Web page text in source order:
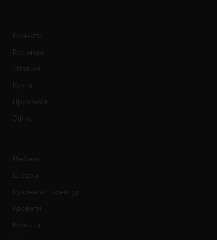
Комнаты
Гостиная
Спальня
Кухня
Прихожая
Офис
Мебель
Шкафы
Кухонный гарнитур
Кровати
Комоды